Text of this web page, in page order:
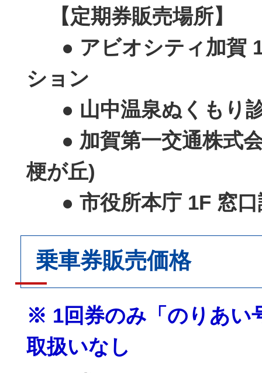
【定期券販売場所】
● アビオシティ加賀
ション
● 山中温泉ぬくもり
● 加賀第一交通株式会
梗が丘)
● 市役所本庁 1F 窓口
乗車券販売価格
※ 1回券のみ「のりあい
取扱いなし